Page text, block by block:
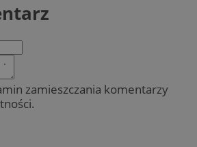
zamieszczania komentarzy